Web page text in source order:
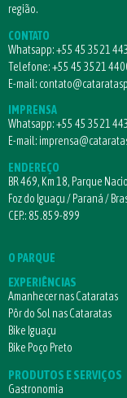
região.
CONTATO
Whatsapp:+55 45 3521
Telefone:+55 45 3521
E-mail:
IMPRENSA
Whatsapp:+55 45 3521
E-mail:
ENDEREÇO
BR 469, Km 18, Parque
Foz do Iguaçu / Paraná /
CEP.: 85.859-899
O PARQUE
EXPERIÊNCIAS
Amanhecer nas Cataratas
Pôr do Sol nas Cataratas
Bike Iguaçu
Bike Poço Preto
PRODUTOS E SERVIÇOS
Gastronomia